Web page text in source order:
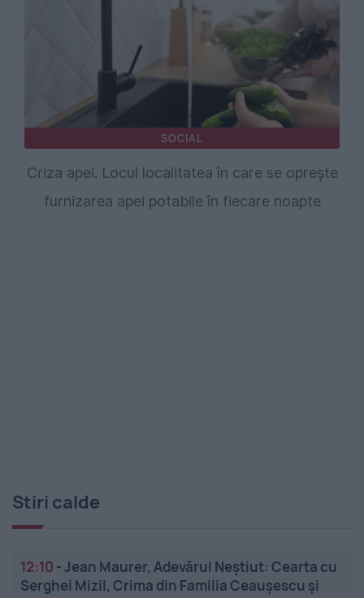
SOCIAL
Criza apei. Locul localitatea în care se oprește
furnizarea apei potabile în fiecare noapte
Stiri calde
12:10 -Jean Maurer, Adevărul Neștiut: Cearta cu
Serghei Mizil, Crima din Familia Ceaușescu și